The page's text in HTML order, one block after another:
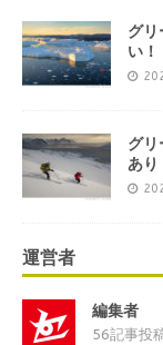
グ
い！
グ
あり
運営者
編集者
56記事投